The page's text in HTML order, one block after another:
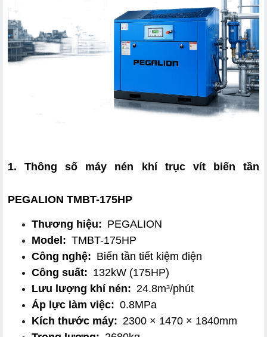
1. Thông số máy nén khí trục vít biến tần
PEGALION TMBT-175HP
Thương hiệu: PEGALION
Model: TMBT-175HP
Công nghệ: Biến tần tiết kiệm điện
Công suất: 132kW (175HP)
Lưu lượng khí nén: 24.8m³/phút
Áp lực làm việc: 0.8MPa
Kích thước máy: 2300 × 1470 × 1840mm